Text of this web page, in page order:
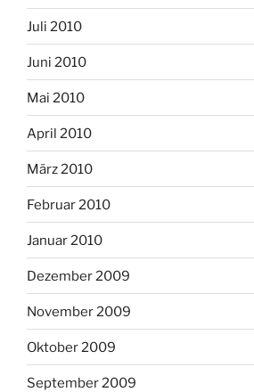
Juli 2010
Juni 2010
Mai 2010
April 2010
März 2010
Februar 2010
Januar 2010
Dezember 2009
November 2009
Oktober 2009
September 2009